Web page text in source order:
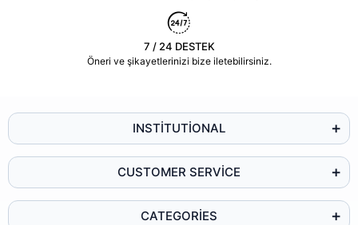
7 / 24 DESTEK
Öneri ve şikayetlerinizi bize iletebilirsiniz.
INSTİTUTİONAL
CUSTOMER SERVİCE
CATEGORİES